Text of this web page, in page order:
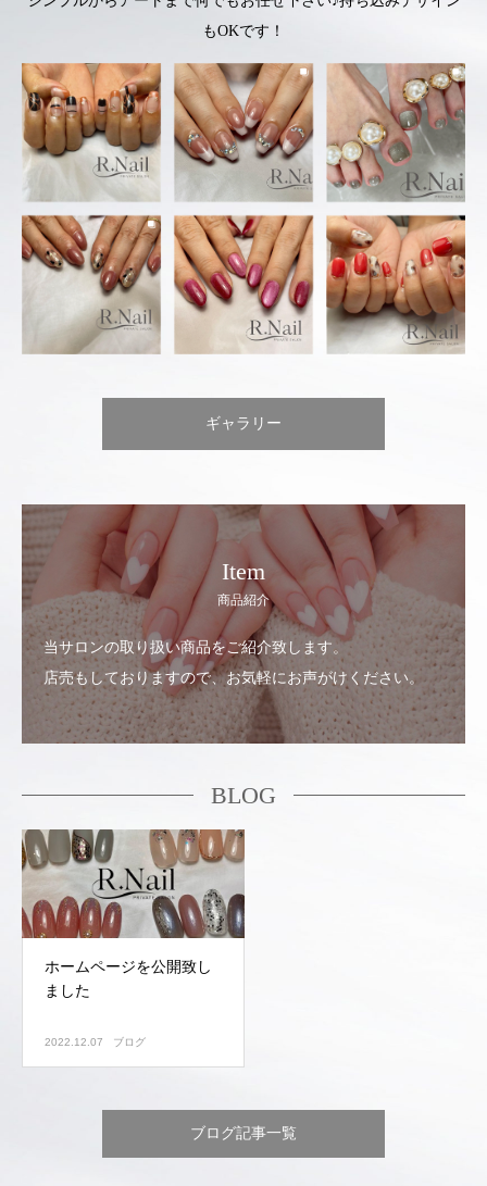
もOKです！
ギャラリー
Item
商品紹介
当サロンの取り扱い商品をご紹介致します。
店売もしておりますので、お気軽にお声がけください。
BLOG
ホームページを公開致し
ました
2022.12.07 ブログ
ブログ記事一覧